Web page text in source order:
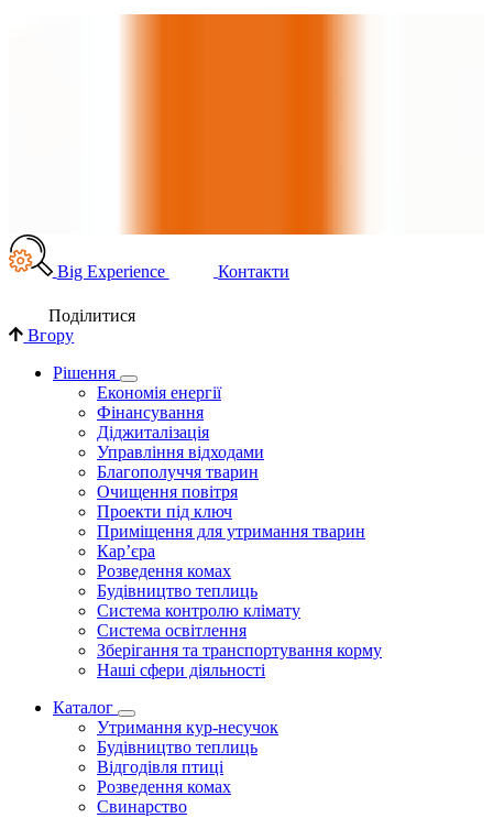
Big Experience Контакти
Поділи­тися
Вгору
Рішення
Економія енергії
Фінансування
Діджиталізація
Управління відходами
Благополуччя тварин
Очищення повітря
Проекти під ключ
Приміщення для утримання тварин
Кар’єра
Розведення комах
Будівництво теплиць
Система контролю клімату
Система освітлення
Зберігання та транспортування корму
Наші сфери діяльності
Каталог
Утримання кур-несучок
Будівництво теплиць
Відгодівля птиці
Розведення комах
Свинарство